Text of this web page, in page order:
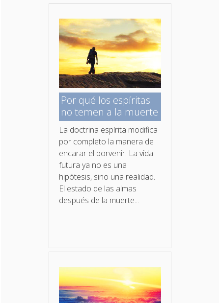
Por qué los espíritas
no temen a la muerte
La doctrina espírita modifica
por completo la manera de
encarar el porvenir. La vida
futura ya no es una
hipótesis, sino una realidad.
El estado de las almas
después de la muerte...